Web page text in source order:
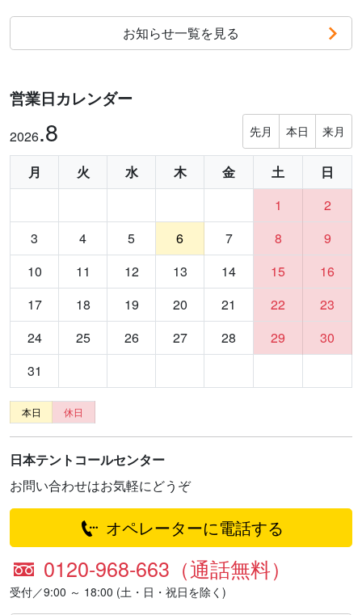
お知らせ一覧を見る
営業日カレンダー
2026.8 先月 本日 来月
月 火 水 木 金 土
日
1
2
3
4 5 6 7 8
9
10
11 12 13 14 15
16
17
18 19 20 21 22
23
24
25 26 27 28 29
30
31
本日 休日
日本テントコールセンター
お問い合わせはお気軽にどうぞ
オペレーターに電話する
0120-968-663（通話無料）
受付／9:00 ～ 18:00 (土・日・祝日を除く)